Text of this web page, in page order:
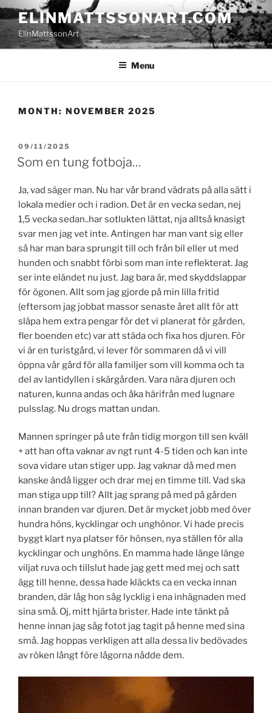
Skip
to
content
ELINMATTSSONART.COM
ElinMattssonArt
Menu
MONTH: NOVEMBER 2025
POSTED
ON
09/11/2025
Som en tung fotboja…
Ja, vad säger man. Nu har vår brand vädrats på alla sätt i
lokala medier och i radion. Det är en vecka sedan, nej
1,5 vecka sedan..har sotlukten lättat, nja alltså knasigt
svar men jag vet inte. Antingen har man vant sig eller
så har man bara sprungit till och från bil eller ut med
hunden och snabbt förbi som man inte reflekterat. Jag
ser inte eländet nu just. Jag bara är, med skyddslappar
för ögonen. Allt som jag gjorde på min lilla fritid
(eftersom jag jobbat massor senaste året allt för att
släpa hem extra pengar för det vi planerat för gården,
fler boenden etc) var att städa och fixa hos djuren. För
vi är en turistgård, vi lever för sommaren då vi vill
öppna vår gård för alla familjer som vill komma och ta
del av lantidyllen i skärgården. Vara nära djuren och
naturen, kunna andas och åka härifrån med lugnare
pulsslag. Nu drogs mattan undan.
Mannen springer på ute från tidig morgon till sen kväll
+ att han ofta vaknar av ngt runt 4-5 tiden och kan inte
sova vidare utan stiger upp. Jag vaknar då med men
kanske ändå ligger och drar mej en timme till. Vad ska
man stiga upp till? Allt jag sprang på med på gården
innan branden var djuren. Det är mycket jobb med över
hundra höns, kycklingar och unghönor. Vi hade precis
byggt klart nya platser för hönsen, nya ställen för alla
kycklingar och unghöns. En mamma hade länge länge
viljat ruva och tillslut hade jag gett med mej och satt
ägg till henne, dessa hade kläckts ca en vecka innan
branden, där låg hon såg lycklig i ena inhägnaden med
sina små. Oj, mitt hjärta brister. Hade inte tänkt på
henne innan jag såg fotot jag tagit på henne med sina
små. Jag hoppas verkligen att alla dessa liv bedövades
av röken långt före lågorna nådde dem.